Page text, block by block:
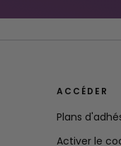
ACCÉDER
Plans
Activer le